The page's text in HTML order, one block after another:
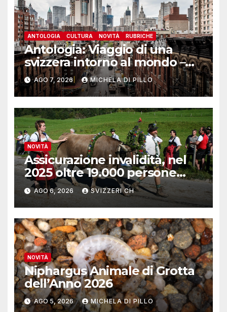
ANTOLOGIA CULTURA NOVITÀ RUBRICHE
Antologia: Viaggio di una
svizzera intorno al mondo –
Yosemite
AGO 7, 2026 MICHELA DI PILLO
NOVITÀ
Assicurazione invalidità, nel
2025 oltre 19.000 persone
reinserite nel mercato del
lavoro
AGO 6, 2026 SVIZZERI CH
NOVITÀ
Niphargus Animale di Grotta
dell’Anno 2026
AGO 5, 2026 MICHELA DI PILLO